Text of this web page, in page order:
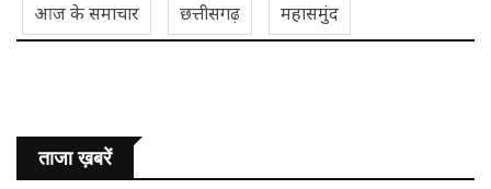
आज के समाचार छत्तीसगढ़ महासमुंद
ताजा ख़बरें